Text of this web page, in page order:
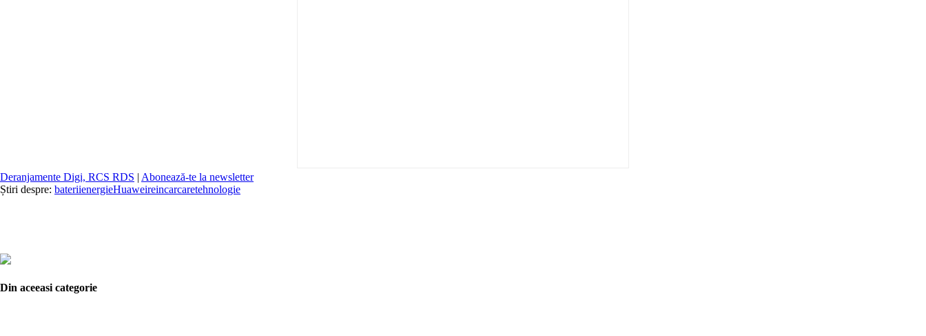
Deranjamente Digi, RCS RDS | Abonează-te la newsletter
Știri despre: bateriienergieHuaweireincarcaretehnologie
Din aceeasi categorie